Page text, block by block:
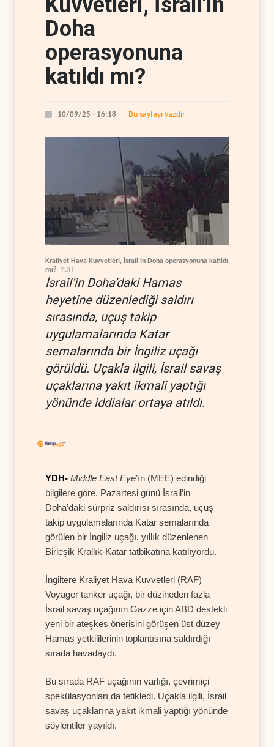
Doha
operasyonuna
katıldı mı?
10/09/25 - 16:18 Bu sayfayı yazdır
Kraliyet Hava Kuvvetleri, İsrail'in Doha operasyonuna katıldı
mı? YDH
İsrail’in Doha’daki Hamas
heyetine düzenlediği saldırı
sırasında, uçuş takip
uygulamalarında Katar
semalarında bir İngiliz uçağı
görüldü. Uçakla ilgili, İsrail savaş
uçaklarına yakıt ikmali yaptığı
yönünde iddialar ortaya atıldı.
YDH- Middle East Eye’ın (MEE) edindiği
bilgilere göre, Pazartesi günü İsrail’in
Doha’daki sürpriz saldırısı sırasında, uçuş
takip uygulamalarında Katar semalarında
görülen bir İngiliz uçağı, yıllık düzenlenen
Birleşik Krallık-Katar tatbikatına katılıyordu.
İngiltere Kraliyet Hava Kuvvetleri (RAF)
Voyager tanker uçağı, bir düzineden fazla
İsrail savaş uçağının Gazze için ABD destekli
yeni bir ateşkes önerisini görüşen üst düzey
Hamas yetkililerinin toplantısına saldırdığı
sırada havadaydı.
Bu sırada RAF uçağının varlığı, çevrimiçi
spekülasyonları da tetikledi. Uçakla ilgili, İsrail
savaş uçaklarına yakıt ikmali yaptığı yönünde
söylentiler yayıldı.